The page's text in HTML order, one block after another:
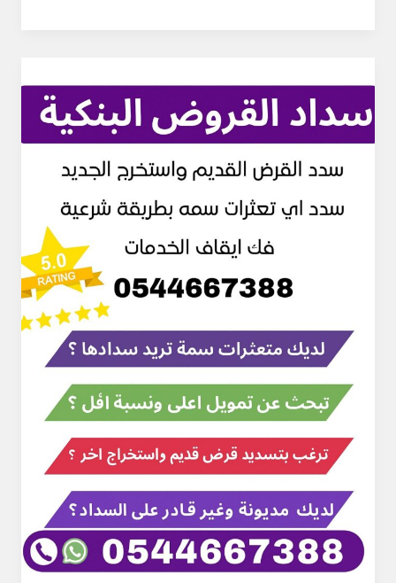
عروض
تسديد
القروض